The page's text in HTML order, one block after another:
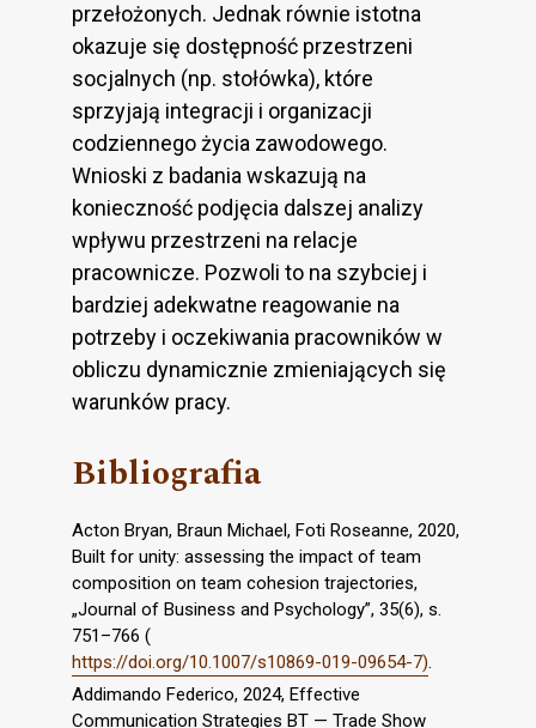
przełożonych. Jednak równie istotna
okazuje się dostępność przestrzeni
socjalnych (np. stołówka), które
sprzyjają integracji i organizacji
codziennego życia zawodowego.
Wnioski z badania wskazują na
konieczność podjęcia dalszej analizy
wpływu przestrzeni na relacje
pracownicze. Pozwoli to na szybciej i
bardziej adekwatne reagowanie na
potrzeby i oczekiwania pracowników w
obliczu dynamicznie zmieniających się
warunków pracy.
Bibliografia
Acton Bryan, Braun Michael, Foti Roseanne, 2020,
Built for unity: assessing the impact of team
composition on team cohesion trajectories,
„Journal of Business and Psychology”, 35(6), s.
751–766 (
https://doi.org/10.1007/s10869-019-09654-7).
Addimando Federico, 2024, Effective
Communication Strategies BT — Trade Show